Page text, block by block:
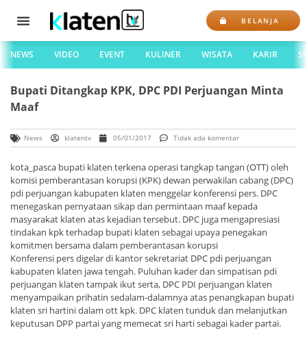
BELANJA
NEWS VIDEO EVENT KULINER WISATA KARIR
Bupati Ditangkap KPK, DPC PDI Perjuangan Minta
Maaf
News klatentv 05/01/2017 Tidak ada komentar
kota_pasca bupati klaten terkena operasi tangkap tangan (OTT) oleh
komisi pemberantasan korupsi (KPK) dewan perwakilan cabang (DPC)
pdi perjuangan kabupaten klaten menggelar konferensi pers. DPC
menegaskan pernyataan sikap dan permintaan maaf kepada
masyarakat klaten atas kejadian tersebut. DPC juga mengapresiasi
tindakan kpk terhadap bupati klaten sebagai upaya penegakan
komitmen bersama dalam pemberantasan korupsi
Konferensi pers digelar di kantor sekretariat DPC pdi perjuangan
kabupaten klaten jawa tengah. Puluhan kader dan simpatisan pdi
perjuangan klaten tampak ikut serta, DPC PDI perjuangan klaten
menyampaikan prihatin sedalam-dalamnya atas penangkapan bupati
klaten sri hartini dalam ott kpk. DPC klaten tunduk dan melanjutkan
keputusan DPP partai yang memecat sri harti sebagai kader partai.